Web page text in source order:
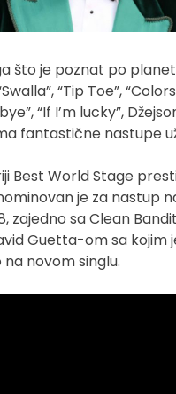
što je poznat po
“Tip Toe”,
“If I’m lucky”,
fantastične nastupe
Best World Stage
je za nastup
zajedno sa Clean
Guetta-om sa kojim
novom singlu.